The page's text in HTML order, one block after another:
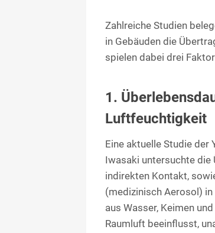
Zahlreiche Studien
in Gebäuden die
spielen dabei drei
1. Ü
Luftfeuchtigkeit
Eine aktuelle Studie der
Iwasaki untersuchte die
indirekten Kontakt,
(medizinisch Aerosol)
aus Wasser, Keimen
Raumluft beeinflusst,